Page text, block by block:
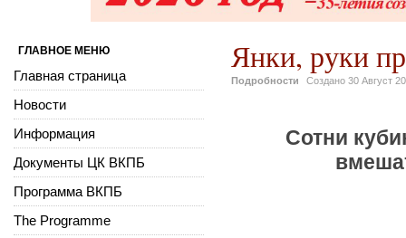
Янки, руки
Подробности Создано 30 Август
Сотни
ГЛАВНОЕ МЕНЮ
Главная страница
Новости
Информация
Документы ЦК ВКПБ
Программа ВКПБ
The Programme